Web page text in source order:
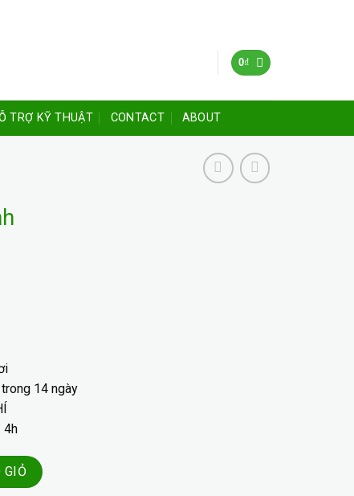
0₫
TRỢ KỸ THUẬT CONTACT ABOUT
trong 14ngày
4h
GIỎ